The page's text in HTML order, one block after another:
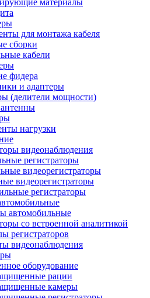
материалы
для монтажа кабеля
сборки
кабели
фидера
и адаптеры
(делители мощности)
нагрузки
видеонаблюдения
регистраторы
видеорегистраторы
видеорегистраторы
регистраторы
автомобильные
со встроенной аналитикой
регистраторов
видеонаблюдения
оборудование
рации
камеры